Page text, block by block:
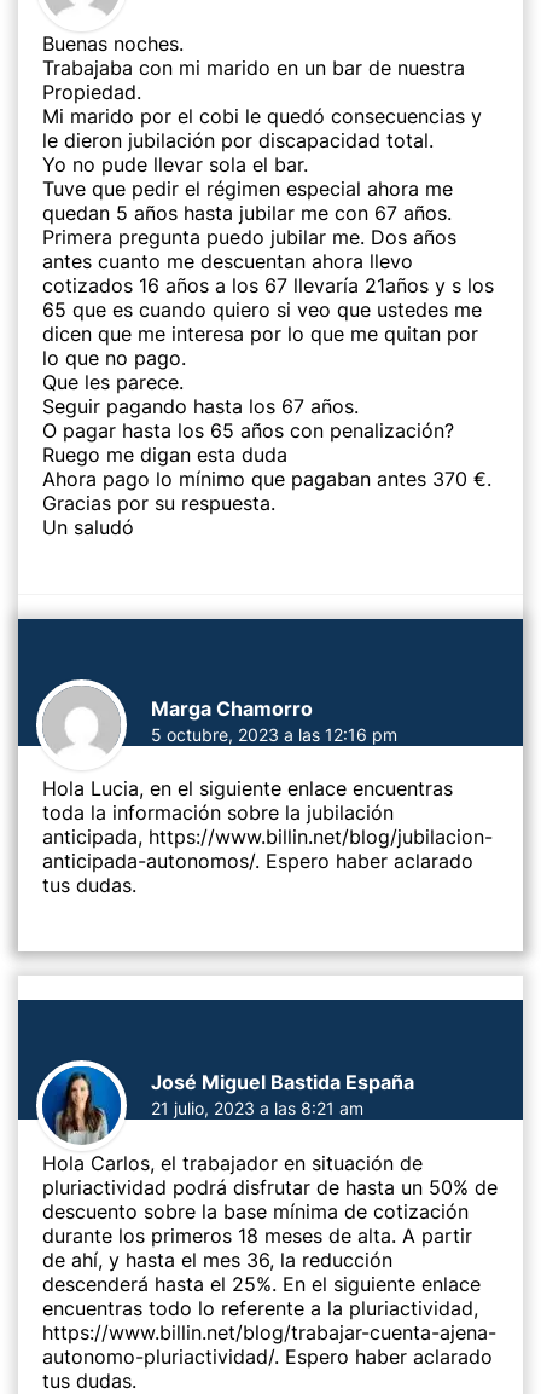
Buenas noches.
Trabajaba con mi marido en un bar de nuestra
Propiedad.
Mi marido por el cobi le quedó consecuencias y
le dieron jubilación por discapacidad total.
Yo no pude llevar sola el bar.
Tuve que pedir el régimen especial ahora me
quedan 5 años hasta jubilar me con 67 años.
Primera pregunta puedo jubilar me. Dos años
antes cuanto me descuentan ahora llevo
cotizados 16 años a los 67 llevaría 21años y s los
65 que es cuando quiero si veo que ustedes me
dicen que me interesa por lo que me quitan por
lo que no pago.
Que les parece.
Seguir pagando hasta los 67 años.
O pagar hasta los 65 años con penalización?
Ruego me digan esta duda
Ahora pago lo mínimo que pagaban antes 370 €.
Gracias por su respuesta.
Un saludó
Marga Chamorro
5 octubre, 2023 a las 12:16 pm
Hola Lucia, en el siguiente enlace encuentras
toda la información sobre la jubilación
anticipada, https://www.billin.net/blog/jubilacion-
anticipada-autonomos/. Espero haber aclarado
tus dudas.
José Miguel Bastida España
21 julio, 2023 a las 8:21 am
Hola Carlos, el trabajador en situación de
pluriactividad podrá disfrutar de hasta un 50% de
descuento sobre la base mínima de cotización
durante los primeros 18 meses de alta. A partir
de ahí, y hasta el mes 36, la reducción
descenderá hasta el 25%. En el siguiente enlace
encuentras todo lo referente a la pluriactividad,
https://www.billin.net/blog/trabajar-cuenta-ajena-
autonomo-pluriactividad/. Espero haber aclarado
tus dudas.